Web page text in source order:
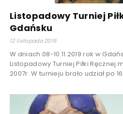
Listopadowy Turniej
Gdańsku
12 listopada 2019
W dniach 08-10.11.2019 rok w
Listopadowy Turniej Piłki Ręcznej
2007r. W turnieju brało udział po